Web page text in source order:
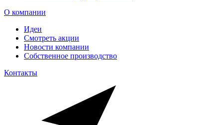
О компании
Идеи
Смотреть акции
Новости компании
Собственное производство
Контакты